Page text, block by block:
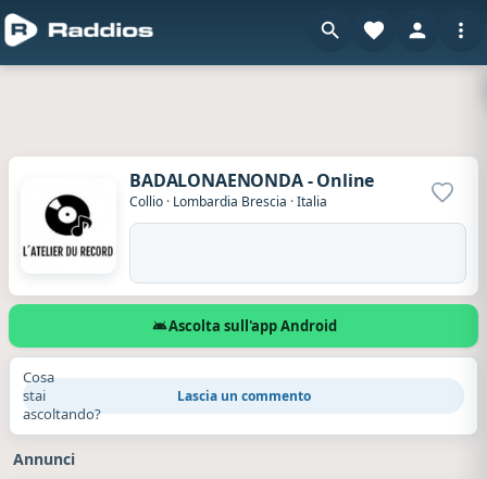
BADALONAENONDA - Online
Collio · Lombardia Brescia ·Italia
Ascolta sull'app Android
Cosa
stai
ascoltando?
Lascia un commento
Annunci